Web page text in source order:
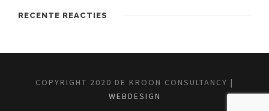
RECENTE REACTIES
COPYRIGHT 2020 DE KROON CONSULTANCY |
WEBDESIGN